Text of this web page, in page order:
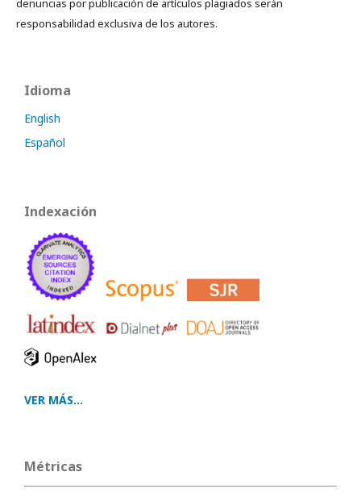
denuncias por publicación de artículos plagiados serán
responsabilidad exclusiva de los autores.
Idioma
English
Español
Indexación
VER MÁS...
Métricas